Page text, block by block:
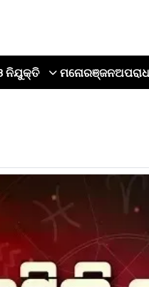
ନିଯୁକ୍ତି ମନୋରଞ୍ଜନଅପରାଧ